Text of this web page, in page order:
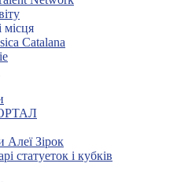
місця
Catalana
Алеї Зірок
статуеток і кубків